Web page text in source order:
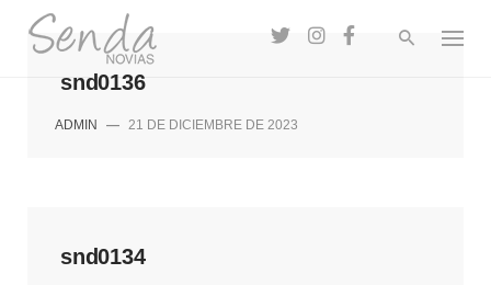
snd0136
ADMIN — 21 DE DICIEMBRE DE 2023
snd0134